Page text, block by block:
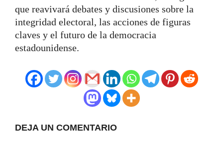
que reavivará debates y discusiones sobre la
integridad electoral, las acciones de figuras
claves y el futuro de la democracia
estadounidense.
DEJA UN COMENTARIO